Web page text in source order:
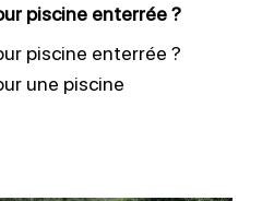
piscine enterrée ?
piscine enterrée ?
une piscine